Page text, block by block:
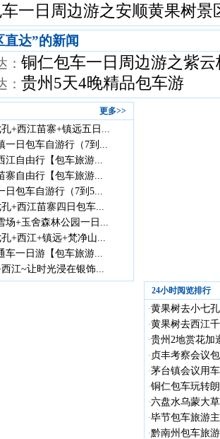
一日周边游之安顺黄果树景
直达”的新闻
： 铜仁包车一日周边游之紫
： 贵州5天4晚精品包车游
更多>>
+西江苗寨+镇远五日...
日包车自游行（7到...
自由行【包车旅游...
自由行【包车旅游...
包车自游行（7到5...
+西江苗寨四日包车...
+玉舍森林公园一日...
+西江+镇远+梵净山...
一日游【包车旅游...
江~让时光浸在银饰...
24小时阅览排行
·黄果树去小七
·黄果树去西江
·贵州2地赏花加
· 贞丰考察会议
·茅台镇会议用
·铜仁包车玩转
·六盘水乌蒙大
·毕节包车旅游
·黔南州包车旅